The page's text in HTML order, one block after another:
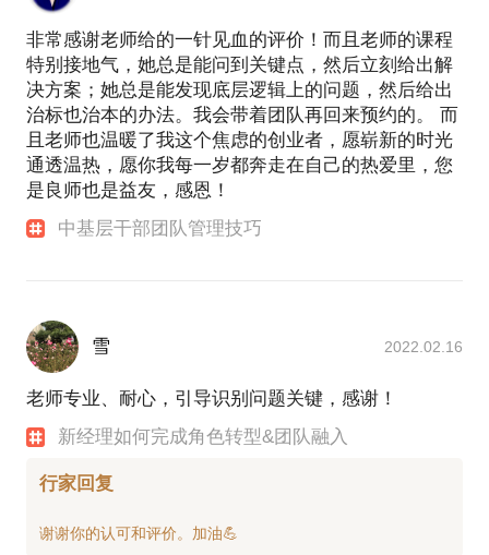
非常感谢老师给的一针见血的评价！而且老师的课程
特别接地气，她总是能问到关键点，然后立刻给出解
决方案；她总是能发现底层逻辑上的问题，然后给出
治标也治本的办法。我会带着团队再回来预约的。 而
且老师也温暖了我这个焦虑的创业者，愿崭新的时光
通透温热，愿你我每一岁都奔走在自己的热爱里，您
是良师也是益友，感恩！
中基层干部团队管理技巧
雪 2022.02.16
老师专业、耐心，引导识别问题关键，感谢！
新经理如何完成角色转型&团队融入
行家回复